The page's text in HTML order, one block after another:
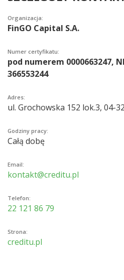
Organizacja:
FinGO Capital S.A.
Numer certyfikatu:
pod numerem 0000663247,
366553244
Adres:
ul. Grochowska 152 lok.3, 04-
Godziny pracy:
Całą dobę
Email:
kontakt@creditu.pl
Telefon:
22 121 86 79
Strona:
creditu.pl